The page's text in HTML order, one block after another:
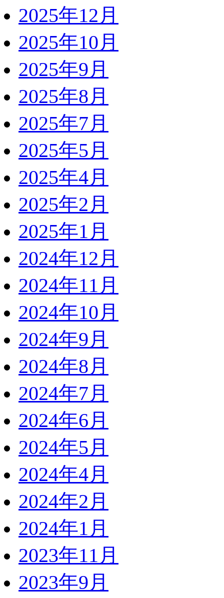
2025年12月
2025年10月
2025年9月
2025年8月
2025年7月
2025年5月
2025年4月
2025年2月
2025年1月
2024年12月
2024年11月
2024年10月
2024年9月
2024年8月
2024年7月
2024年6月
2024年5月
2024年4月
2024年2月
2024年1月
2023年11月
2023年9月